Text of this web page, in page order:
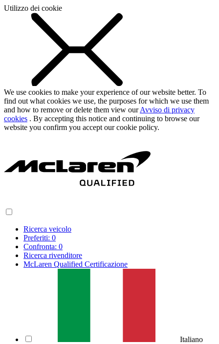
Utilizzo dei cookie
We use cookies to make your experience of our website better. To
find out what cookies we use, the purposes for which we use them
and how to remove or delete them view ourAvviso di privacy
cookies . By accepting this notice and continuing to browse our
website you confirm you accept our cookie policy.
Ricerca veicolo
Preferiti: 0
Confronta: 0
Ricerca rivenditore
McLaren Qualified Certificazione
Italiano